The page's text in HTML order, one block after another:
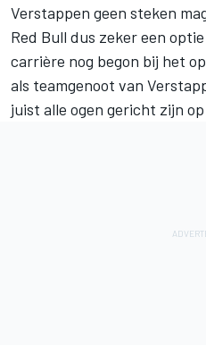
Verstappen geen steken
Red Bull dus zeker een
carrière nog begon bij het
als teamgenoot van
juist alle ogen gericht zijn op